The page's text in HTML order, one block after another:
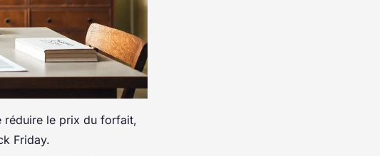
réduire le prix du forfait,
Friday.